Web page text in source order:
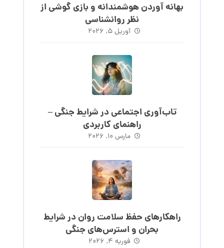
بهانه آوردن هوشمندانه و بازی گوشی از
نظر روانشناسی
آوریل ۵, ۲۰۲۶
تاب‌آوری اجتماعی در شرایط جنگی –
راهنمای کاربردی
مارس ۱۰, ۲۰۲۶
راهکارهای حفظ سلامت روان در شرایط
بحران و استرس‌های جنگی
فوریه ۴, ۲۰۲۶